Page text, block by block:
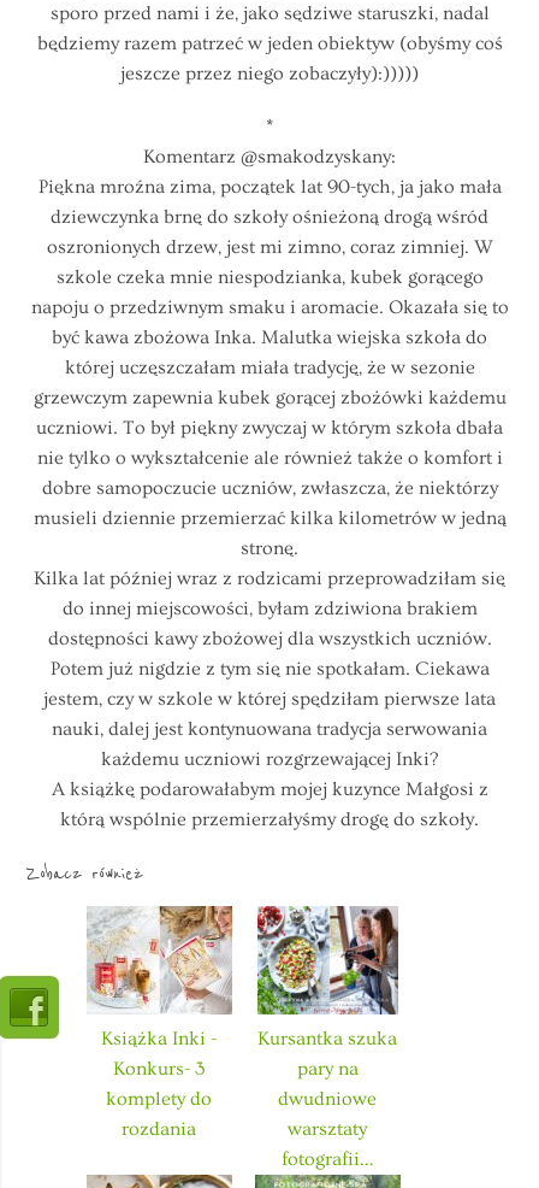
sporo przed nami i że, jako sędziwe staruszki, nadal
będziemy razem patrzeć w jeden obiektyw (obyśmy coś
jeszcze przez niego zobaczyły):)))))
*
Komentarz @smakodzyskany:
Piękna mroźna zima, początek lat 90-tych, ja jako mała
dziewczynka brnę do szkoły ośnieżoną drogą wśród
oszronionych drzew, jest mi zimno, coraz zimniej. W
szkole czeka mnie niespodzianka, kubek gorącego
napoju o przedziwnym smaku i aromacie. Okazała się to
być kawa zbożowa Inka. Malutka wiejska szkoła do
której uczęszczałam miała tradycję, że w sezonie
grzewczym zapewnia kubek gorącej zbożówki każdemu
uczniowi. To był piękny zwyczaj w którym szkoła dbała
nie tylko o wykształcenie ale również także o komfort i
dobre samopoczucie uczniów, zwłaszcza, że niektórzy
musieli dziennie przemierzać kilka kilometrów w jedną
stronę.
Kilka lat później wraz z rodzicami przeprowadziłam się
do innej miejscowości, byłam zdziwiona brakiem
dostępności kawy zbożowej dla wszystkich uczniów.
Potem już nigdzie z tym się nie spotkałam. Ciekawa
jestem, czy w szkole w której spędziłam pierwsze lata
nauki, dalej jest kontynuowana tradycja serwowania
każdemu uczniowi rozgrzewającej Inki?
A książkę podarowałabym mojej kuzynce Małgosi z
którą wspólnie przemierzałyśmy drogę do szkoły.
Zobacz również
Książka Inki -
Konkurs- 3
komplety do
rozdania
Kursantka szuka
pary na
dwudniowe
warsztaty
fotografii…